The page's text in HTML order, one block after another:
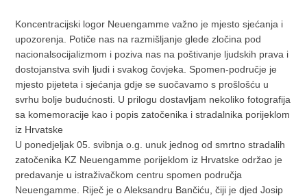
Koncentracijski logor Neuengamme važno je mjesto sjećanja i
upozorenja. Potiče nas na razmišljanje glede zločina pod
nacionalsocijalizmom i poziva nas na poštivanje ljudskih prava i
dostojanstva svih ljudi i svakog čovjeka. Spomen-područje je
mjesto pijeteta i sjećanja gdje se suočavamo s prošlošću u
svrhu bolje budućnosti. U prilogu dostavljam nekoliko fotografija
sa komemoracije kao i popis zatočenika i stradalnika porijeklom
iz Hrvatske
U ponedjeljak 05. svibnja o.g. unuk jednog od smrtno stradalih
zatočenika KZ Neuengamme porijeklom iz Hrvatske održao je
predavanje u istraživačkom centru spomen područja
Neuengamme. Riječ je o Aleksandru Bančiću, čiji je djed Josip